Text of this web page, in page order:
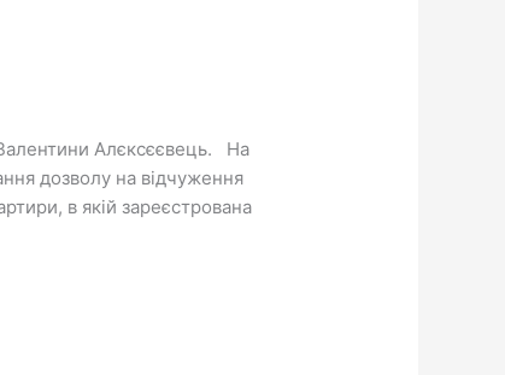
Валентини Алєксєєвець. На
дозволу на відчуження
в якій зареєстрована